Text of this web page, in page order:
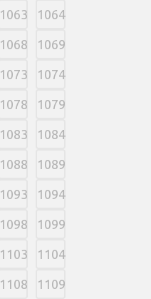
1063 1064
1068 1069
1073 1074
1078 1079
1083 1084
1088 1089
1093 1094
1098 1099
1103 1104
1108 1109